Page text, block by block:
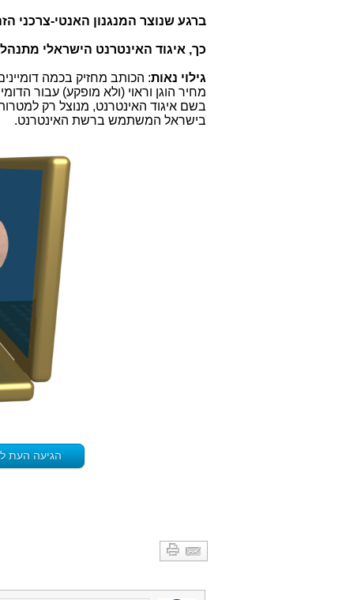
ברגע שנוצר המנגנון האנטי-צרכני
כך, איגוד האינטרנט הישראלי
גילוי נאות
מחיר הוגן וראוי (ולא מופקע) עבור
בשם איגוד האינטרנט, מנוצל רק למטרות
בישראל המשתמש ברשת האינטרנט.
הגיעה העת